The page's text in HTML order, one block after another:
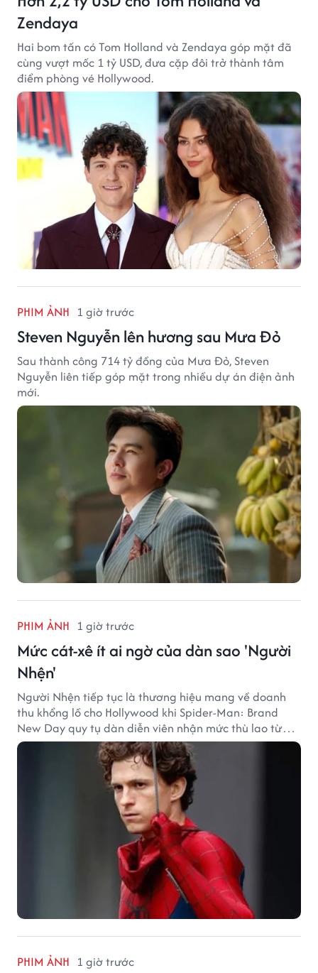
Zendaya
Hai bom tấn có Tom Holland và Zendaya góp mặt đã
cùng vượt mốc 1 tỷ USD, đưa cặp đôi trở thành tâm
điểm phòng vé Hollywood.
PHIM ẢNH 1 giờ trước
Steven Nguyễn lên hương sau Mưa Đỏ
Sau thành công 714 tỷ đồng của Mưa Đỏ, Steven
Nguyễn liên tiếp góp mặt trong nhiều dự án điện ảnh
mới.
PHIM ẢNH 1 giờ trước
Mức cát-xê ít ai ngờ của dàn sao 'Người
Nhện'
Người Nhện tiếp tục là thương hiệu mang về doanh
thu khổng lồ cho Hollywood khi Spider-Man: Brand
New Day quy tụ dàn diễn viên nhận mức thù lao từ
hàng chục đến hàng trăm tỷ đồng. Thành công phòng
vé của bộ phim cũng giúp nhiều ngôi sao sở hữu khoản
thu nhập đáng mơ ước.
PHIM ẢNH 1 giờ trước